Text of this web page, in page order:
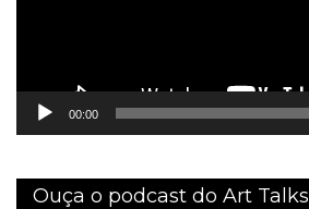
00:00
Ouça o podcast do Art Talks